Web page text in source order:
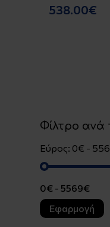
538.00€
Φίλτρο ανά
Εύρος: 0€ -
Εφαρμογή